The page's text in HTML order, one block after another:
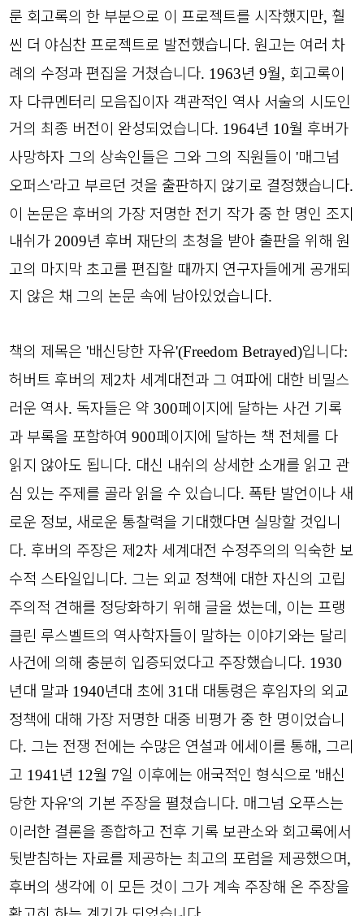
룬 회고록의 한 부분으로 이 프로젝트를 시작했지만, 훨
씬 더 야심찬 프로젝트로 발전했습니다.원고는 여러 차
례의 수정과 편집을 거쳤습니다. 1963년9월, 회고록이
자 다큐멘터리 모음집이자 객관적인 역사 서술의 시도인
거의 최종 버전이 완성되었습니다. 1964년 10월 후버가
사망하자 그의 상속인들은 그와 그의 직원들이'매그넘
오퍼스'라고 부르던 것을 출판하지 않기로 결정했습니다.
이 논문은 후버의 가장 저명한 전기 작가 중 한 명인 조지
내쉬가 2009년 후버 재단의 초청을 받아 출판을 위해 원
고의 마지막 초고를 편집할 때까지 연구자들에게 공개되
지 않은 채 그의 논문 속에 남아있었습니다.
책의 제목은'배신당한 자유'(Freedom Betrayed)입니다:
허버트 후버의 제2차 세계대전과 그 여파에 대한 비밀스
러운 역사. 독자들은 약 300페이지에 달하는 사건 기록
과 부록을 포함하여900페이지에 달하는 책 전체를 다
읽지 않아도 됩니다. 대신 내쉬의 상세한 소개를 읽고 관
심 있는 주제를 골라 읽을 수 있습니다. 폭탄 발언이나 새
로운 정보, 새로운 통찰력을 기대했다면 실망할 것입니
다. 후버의 주장은 제2차 세계대전 수정주의의 익숙한 보
수적 스타일입니다. 그는 외교 정책에 대한 자신의 고립
주의적 견해를 정당화하기 위해 글을 썼는데, 이는 프랭
클린 루스벨트의 역사학자들이 말하는 이야기와는 달리
사건에 의해 충분히 입증되었다고 주장했습니다. 1930
년대 말과 1940년대 초에 31 대 대통령은 후임자의 외교
정책에 대해 가장 저명한 대중 비평가 중 한 명이었습니
다. 그는 전쟁 전에는 수많은 연설과 에세이를 통해, 그리
고 1941 년 12월 7일 이후에는 애국적인 형식으로'배신
당한 자유'의 기본 주장을 펼쳤습니다. 매그넘 오푸스는
이러한 결론을 종합하고 전후 기록 보관소와 회고록에서
뒷받침하는 자료를 제공하는 최고의 포럼을 제공했으며,
후버의 생각에 이 모든 것이 그가 계속 주장해 온 주장을